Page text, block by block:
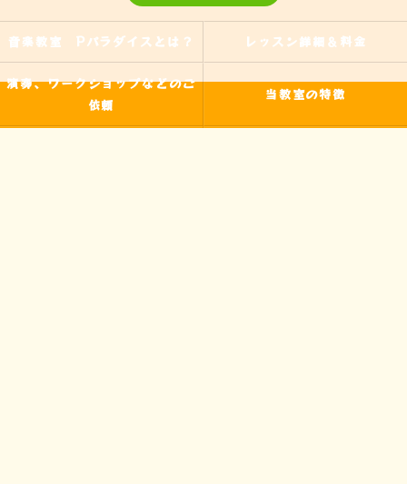
音楽教室 Pパラダイスとは？ レッスン詳細＆料金
演奏、ワークショップなどのご
依頼
当教室の特徴